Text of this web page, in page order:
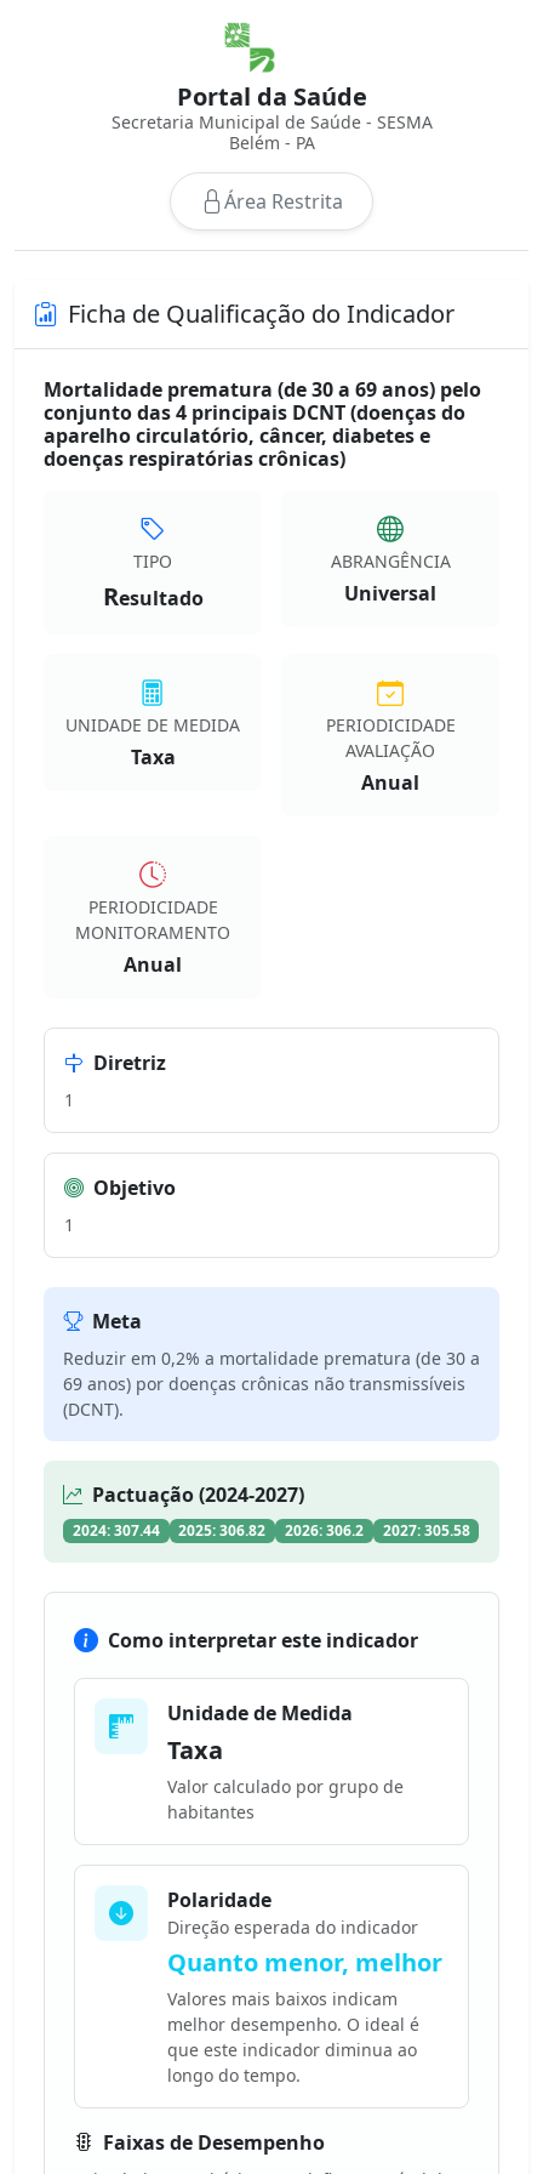
Portal da Saúde
Secretaria Municipal de Saúde - SESMA
Belém - PA
Área Restrita
Ficha de Qualificação do Indicador
Mortalidade prematura (de 30 a 69 anos) pelo
conjunto das 4 principais DCNT (doenças do
aparelho circulatório, câncer, diabetes e
doenças respiratórias crônicas)
TIPO
Resultado
ABRANGÊNCIA
Universal
UNIDADE DE MEDIDA
Taxa
PERIODICIDADE
AVALIAÇÃO
Anual
PERIODICIDADE
MONITORAMENTO
Anual
Diretriz
1
Objetivo
1
Meta
Reduzir em 0,2% a mortalidade prematura (de 30 a
69 anos) por doenças crônicas não transmissíveis
(DCNT).
Pactuação (2024-2027)
2024: 307.44 2025: 306.82 2026: 306.2 2027: 305.58
Como interpretar este indicador
Unidade de Medida
Taxa
Valor calculado por grupo de
habitantes
Polaridade
Direção esperada do indicador
Quanto menor, melhor
Valores mais baixos indicam
melhor desempenho. O ideal é
que este indicador diminua ao
longo do tempo.
Faixas de Desempenho